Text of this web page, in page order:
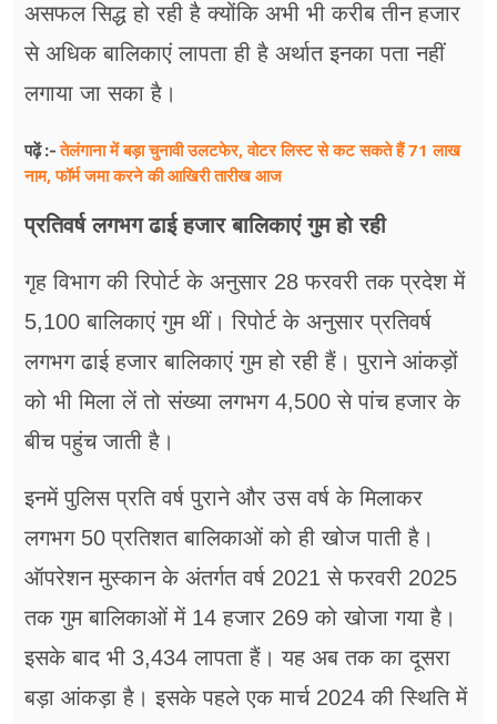
असफल सिद्ध हो रही है क्योंकि अभी भी करीब तीन हजार
से अधिक बालिकाएं लापता ही है अर्थात इनका पता नहीं
लगाया जा सका है।
पढ़ें :-तेलंगाना में बड़ा चुनावी उलटफेर, वोटर लिस्ट से कट सकते हैं 71 लाख
नाम, फॉर्म जमा करने की आखिरी तारीख आज
प्रतिवर्ष लगभग ढाई हजार बालिकाएं गुम हो रही
गृह विभाग की रिपोर्ट के अनुसार 28 फरवरी तक प्रदेश में
5,100 बालिकाएं गुम थीं। रिपोर्ट के अनुसार प्रतिवर्ष
लगभग ढाई हजार बालिकाएं गुम हो रही हैं। पुराने आंकड़ों
को भी मिला लें तो संख्या लगभग 4,500 से पांच हजार के
बीच पहुंच जाती है।
इनमें पुलिस प्रति वर्ष पुराने और उस वर्ष के मिलाकर
लगभग 50 प्रतिशत बालिकाओं को ही खोज पाती है।
ऑपरेशन मुस्कान के अंतर्गत वर्ष 2021 से फरवरी 2025
तक गुम बालिकाओं में 14 हजार 269 को खोजा गया है।
इसके बाद भी 3,434 लापता हैं। यह अब तक का दूसरा
बड़ा आंकड़ा है। इसके पहले एक मार्च 2024 की स्थिति में